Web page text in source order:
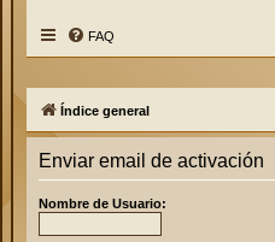
FAQ
Índice general
Enviar email de activación
Nombre de Usuario: